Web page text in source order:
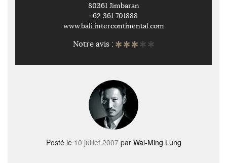
80361 Jimbaran
+62 361 701888
www.bali.intercontinental.com
Notre avis :
Posté le 10 juillet 2007par Wai-Ming Lung